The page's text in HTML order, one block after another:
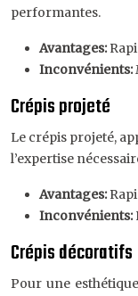
performantes.
Avantages:
Inconvénients:
Crépis projeté
Le crépis projeté,
l’expertise
Avantages:
Inconvénients:
Crépis décoratifs
Pour une